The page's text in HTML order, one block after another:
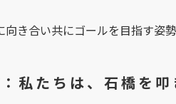
き合い共にゴールを目指す姿
私たちは、石橋を叩